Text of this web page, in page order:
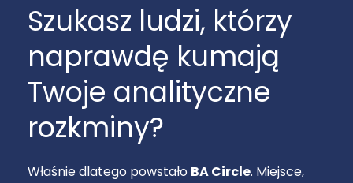
Szukasz ludzi, którzy
naprawdę kumają
Twoje analityczne
rozkminy?
Właśnie dlatego powstało BA Circle. Miejsce,